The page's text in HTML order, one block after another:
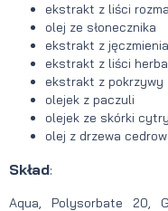
ekstrakt z liści
olej ze słonecznika
ekstrakt z jęczmienia
ekstrakt z liści
ekstrakt z pokrzywy
olejek z paczuli
olejek ze skórki
olej z drzewa
Skład:
Aqua, Polysorbate 20,